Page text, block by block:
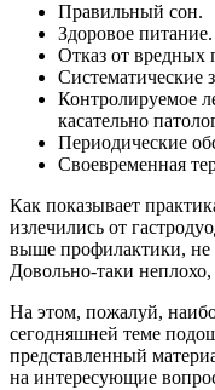
Правильный сон.
Здоровое питание.
Отказ от вредных
Систематические
Контролируемое
касательно
Периодические
Своевременная
Как показывает
излечились от
выше профилактики, не
Довольно-таки
На этом, пожалуй,
сегодняшней теме
представленный
на интересующие